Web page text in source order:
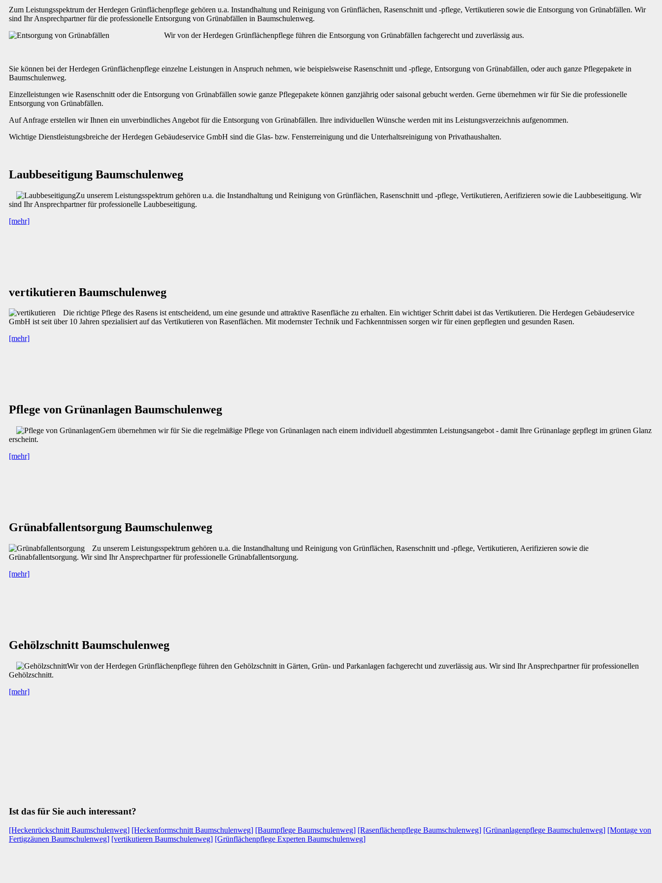
Zum Leistungsspektrum der Herdegen Grünflächenpflege gehören u.a. Instandhaltung und Reinigung von Grünflächen, Rasenschnitt und -pflege, Vertikutieren sowie die Entsorgung von Grünabfällen. Wir
sind Ihr Ansprechpartner für die professionelle Entsorgung von Grünabfällen in Baumschulenweg.
Wir von der Herdegen Grünflächenpflege führen die Entsorgung von Grünabfällen fachgerecht und zuverlässig aus.
Sie können bei der Herdegen Grünflächenpflege einzelne Leistungen in Anspruch nehmen, wie beispielsweise Rasenschnitt und -pflege, Entsorgung von Grünabfällen, oder auch ganze Pflegepakete in
Baumschulenweg.
Einzelleistungen wie Rasenschnitt oder die Entsorgung von Grünabfällen sowie ganze Pflegepakete können ganzjährig oder saisonal gebucht werden. Gerne übernehmen wir für Sie die professionelle
Entsorgung von Grünabfällen.
Auf Anfrage erstellen wir Ihnen ein unverbindliches Angebot für die Entsorgung von Grünabfällen. Ihre individuellen Wünsche werden mit ins Leistungsverzeichnis aufgenommen.
Wichtige Dienstleistungsbreiche der Herdegen Gebäudeservice GmbH sind die Glas- bzw. Fensterreinigung und die Unterhaltsreinigung von Privathaushalten.
Laubbeseitigung Baumschulenweg
Zu unserem Leistungsspektrum gehören u.a. die Instandhaltung und Reinigung von Grünflächen, Rasenschnitt und -pflege, Vertikutieren, Aerifizieren sowie die Laubbeseitigung. Wir
sind Ihr Ansprechpartner für professionelle Laubbeseitigung.
[mehr]
vertikutieren Baumschulenweg
Die richtige Pflege des Rasens ist entscheidend, um eine gesunde und attraktive Rasenfläche zu erhalten. Ein wichtiger Schritt dabei ist das Vertikutieren. Die Herdegen Gebäudeservice
GmbH ist seit über 10 Jahren spezialisiert auf das Vertikutieren von Rasenflächen. Mit modernster Technik und Fachkenntnissen sorgen wir für einen gepflegten und gesunden Rasen.
[mehr]
Pflege von Grünanlagen Baumschulenweg
Gern übernehmen wir für Sie die regelmäßige Pflege von Grünanlagen nach einem individuell abgestimmten Leistungsangebot - damit Ihre Grünanlage gepflegt im grünen Glanz
erscheint.
[mehr]
Grünabfallentsorgung Baumschulenweg
Zu unserem Leistungsspektrum gehören u.a. die Instandhaltung und Reinigung von Grünflächen, Rasenschnitt und -pflege, Vertikutieren, Aerifizieren sowie die
Grünabfallentsorgung. Wir sind Ihr Ansprechpartner für professionelle Grünabfallentsorgung.
[mehr]
Gehölzschnitt Baumschulenweg
Wir von der Herdegen Grünflächenpflege führen den Gehölzschnitt in Gärten, Grün- und Parkanlagen fachgerecht und zuverlässig aus. Wir sind Ihr Ansprechpartner für professionellen
Gehölzschnitt.
[mehr]
Ist das für Sie auch interessant?
[Heckenrückschnitt Baumschulenweg] [Heckenformschnitt Baumschulenweg] [Baumpflege Baumschulenweg] [Rasenflächenpflege Baumschulenweg] [Grünanlagenpflege Baumschulenweg] [Montage von
Fertigzäunen Baumschulenweg] [vertikutieren Baumschulenweg] [Grünflächenpflege Experten Baumschulenweg]